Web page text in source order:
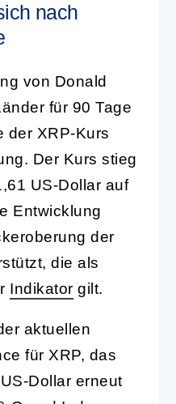
nach
von Donald
für 90 Tage
der XRP-Kurs
Der Kurs stieg
US-Dollar auf
Entwicklung
der
die als
Indikator gilt.
aktuellen
für XRP, das
Dollar erneut